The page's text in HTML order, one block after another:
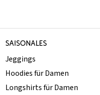
SAISONALES
Jeggings
Hoodies für Damen
Longshirts für Damen